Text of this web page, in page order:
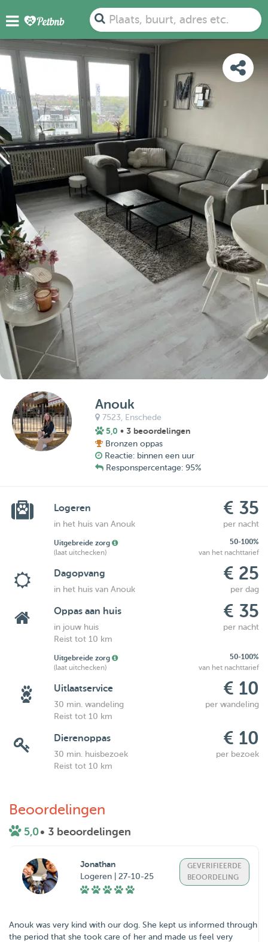
Plaats, buurt, adres etc.
FOTO'S BEOORDELINGEN KAART
Anouk
7523, Enschede
5,0 • 3 beoordelingen
Bronzen oppas
Reactie: binnen een uur
Responspercentage: 95%
Logeren € 35
in het huis van Anouk per nacht
Uitgebreide zorg
50-100%
(laat uitchecken)
van het nachttarief
Dagopvang € 25
in het huis van Anouk per dag
Oppas aan huis € 35
in jouw huis
per nacht
Reist tot 10 km
Uitgebreide zorg
50-100%
(laat uitchecken)
van het nachttarief
Uitlaatservice € 10
30 min. wandeling
per wandeling
Reist tot 10 km
Dierenoppas € 10
30 min. huisbezoek
per bezoek
Reist tot 10 km
Beoordelingen
5,0• 3 beoordelingen
Jonathan
Logeren | 27-10-25
GEVERIFIEERDE
BEOORDELING
Anouk was very kind with our dog. She kept us informed through
the period that she took care of her and made us feel very